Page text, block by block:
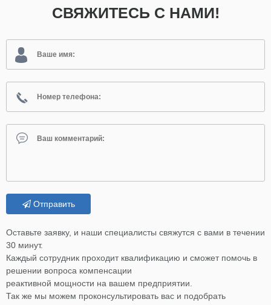
СВЯЖИТЕСЬ С НАМИ!
Отправить
Оставьте заявку, и наши специалисты свяжутся с вами в течении
30 минут.
Каждый сотрудник проходит квалификацию и сможет помочь в
решении вопроса компенсации
реактивной мощности на вашем предприятии.
Так же мы можем проконсультировать вас и подобрать